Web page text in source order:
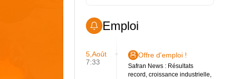
Emploi
5,Août
7:33
Offre d'emploi !
Safran News : Résultats
record, croissance industrielle,